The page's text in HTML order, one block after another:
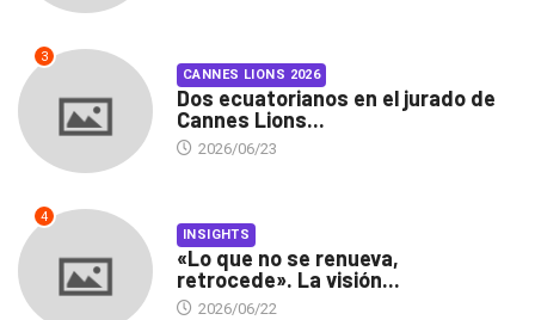
3
CANNES LIONS 2026
Dos ecuatorianos en el jurado de
Cannes Lions...
2026/06/23
4
INSIGHTS
«Lo que no se renueva,
retrocede». La visión...
2026/06/22